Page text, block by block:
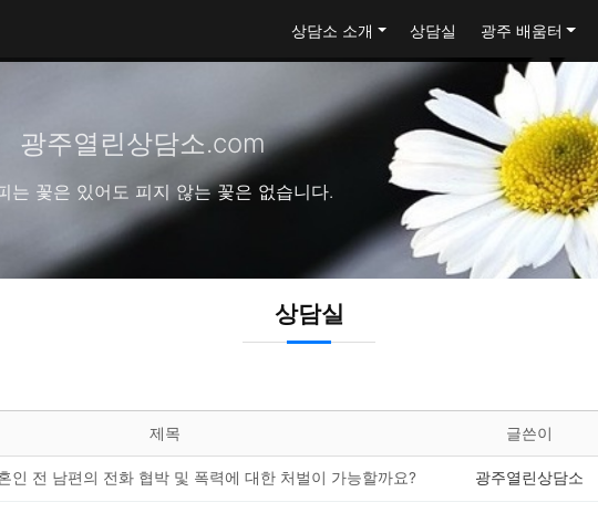
광주열린상담소.com
는 꽃은 있어도 피지 않는 꽃은 없습니다.
상담소 소개 상담실 광주 배움터
상담실
제목 글쓴이
인 전 남편의 전화 협박 및 폭력에 대한 처벌이 가능할까요? 광주열린상담소